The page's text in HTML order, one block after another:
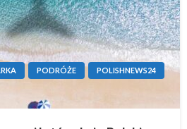
PODRÓŻE
POLISHNEWS24